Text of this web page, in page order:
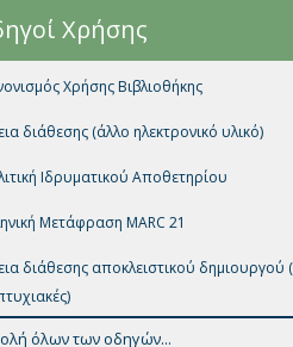
Χρήσης
Χρήσης Βιβλιοθήκης
διάθεσης (άλλο ηλεκτρονικό υλικό)
Ιδρυματικού Αποθετηρίου
Μετάφραση MARC 21
διάθεσης αποκλειστικού δημιουργού
όλων των οδηγών...